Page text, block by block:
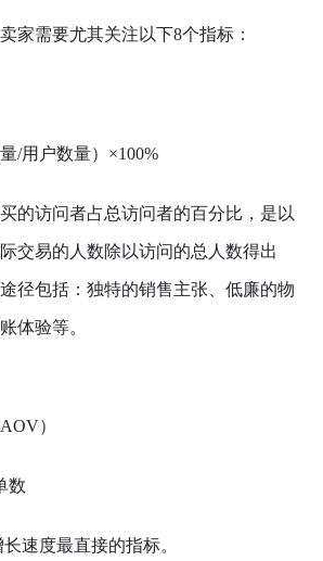
家需要尤其关注以下8个指标：
/用户数量）×100%
的访问者占总访问者的百分比，是以
交易的人数除以访问的总人数得出
径包括：独特的销售主张、低廉的物
体验等。
）
数
速度最直接的指标。